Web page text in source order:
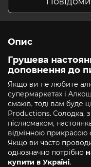
Опис
Грушева
доповнення до
Якщо ви не любите
супермаркетах і
смаків, тоді вам буде
Productions. Солодка,
післясмаком,
відмінною прикрасою
Якщо ви часто
однозначно потрібно
купити в Україні.